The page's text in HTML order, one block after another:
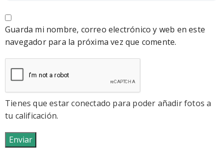
Guarda mi nombre, correo electrónico y web en este
navegador para la próxima vez que comente.
Tienes que estar conectado para poder añadir fotos a
tu calificación.